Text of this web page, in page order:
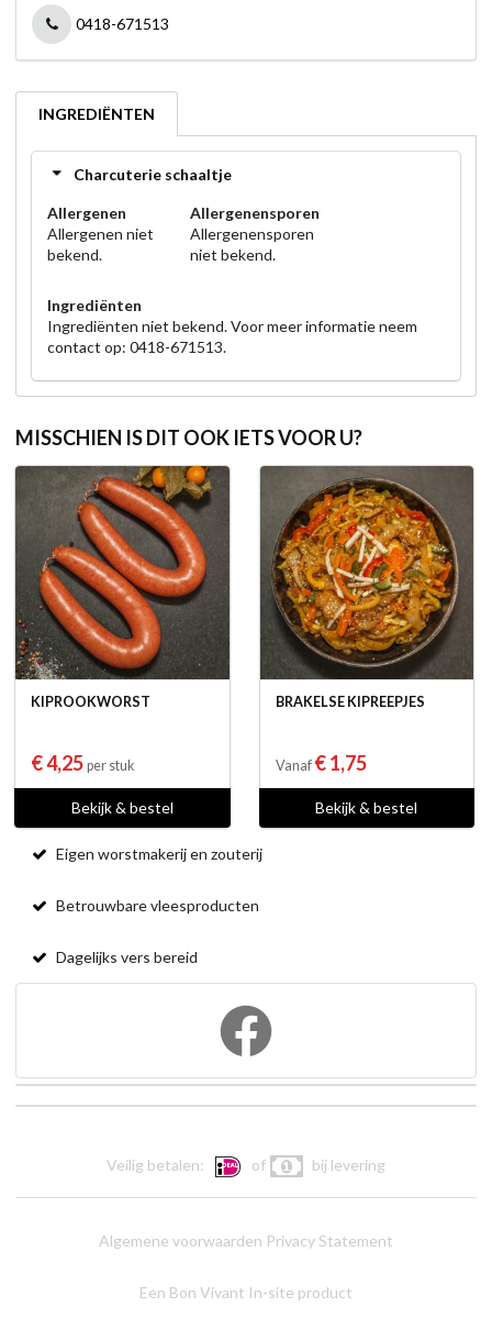
0418-671513
INGREDIËNTEN
Charcuterie schaaltje
Allergenen
Allergenen niet
bekend.
Allergenensporen
Allergenensporen
niet bekend.
Ingrediënten
Ingrediënten niet bekend. Voor meer informatie neem
contact op: 0418-671513.
MISSCHIEN IS DIT OOK IETS VOOR U?
KIPROOKWORST
€ 4,25 per stuk
Bekijk & bestel
BRAKELSE KIPREEPJES
Vanaf € 1,75
Bekijk & bestel
Eigen worstmakerij en zouterij
Betrouwbare vleesproducten
Dagelijks vers bereid
Veilig betalen: of bij levering
Algemene voorwaarden Privacy Statement
Een Bon Vivant In-site product